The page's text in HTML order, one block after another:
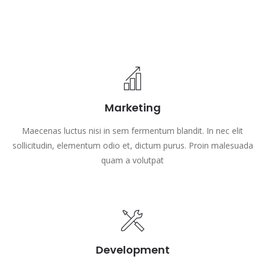
Marketing
Maecenas luctus nisi in sem fermentum blandit. In nec elit
sollicitudin, elementum odio et, dictum purus. Proin malesuada
quam a volutpat
Development